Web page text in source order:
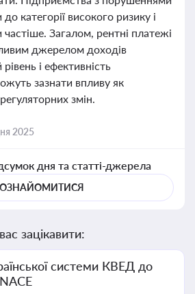
категорії високого ризику і
Загалом, рентні платежі
джерелом доходів
і ефективність
зазнати впливу як
змін.
2025
дня та статті-джерела
ОЗНАЙОМИТИСЯ
зацікавити:
системи КВЕД до